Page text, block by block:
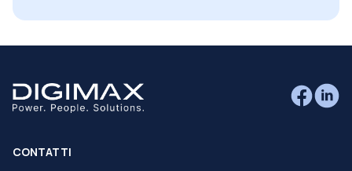
CONTATTI